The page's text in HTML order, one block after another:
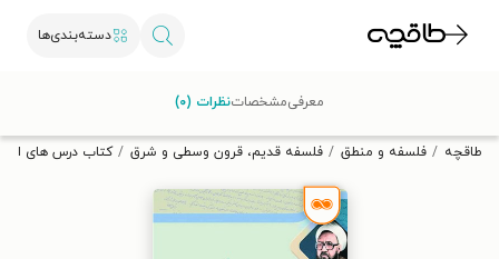
دسته‌بندی‌ها
تخفیف از طاقچه دریافت کن.
طاقچه فلسفه و منطق فلسفه قدیم، قرون وسطی و شرق کتاب درس های
معرفیمشخصاتنظرات (۰)